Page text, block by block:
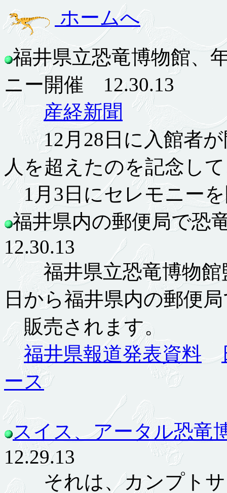
ホームへ
福井県立恐竜博物館、
ニー開催 12.30.13
産経新聞
12月28日に入館者が
人を超えたのを記念し
1月3日にセレモニーを
福井県内の郵便局で
12.30.13
福井県立恐竜博物館
日から福井県内の郵便
販売されます。
福井県報道発表資料
ース
スイス、アータル恐竜
12.29.13
それは、カンプトサ